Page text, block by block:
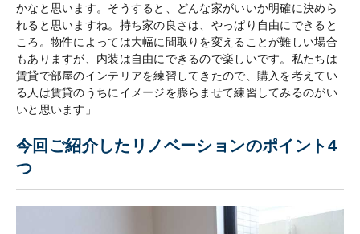
かなと思います。そうすると、どんな家がいいか明確に決めら
れると思いますね。持ち家の良さは、やっぱり自由にできると
ころ。物件によっては大幅に間取りを変えることが難しい場合
もありますが、内装は自由にできるので楽しいです。私たちは
賃貸で部屋のインテリアを練習してきたので、購入を考えてい
る人は賃貸のうちにイメージを膨らませて練習してみるのがい
いと思います」
今回ご紹介したリノベーションのポイント4
つ